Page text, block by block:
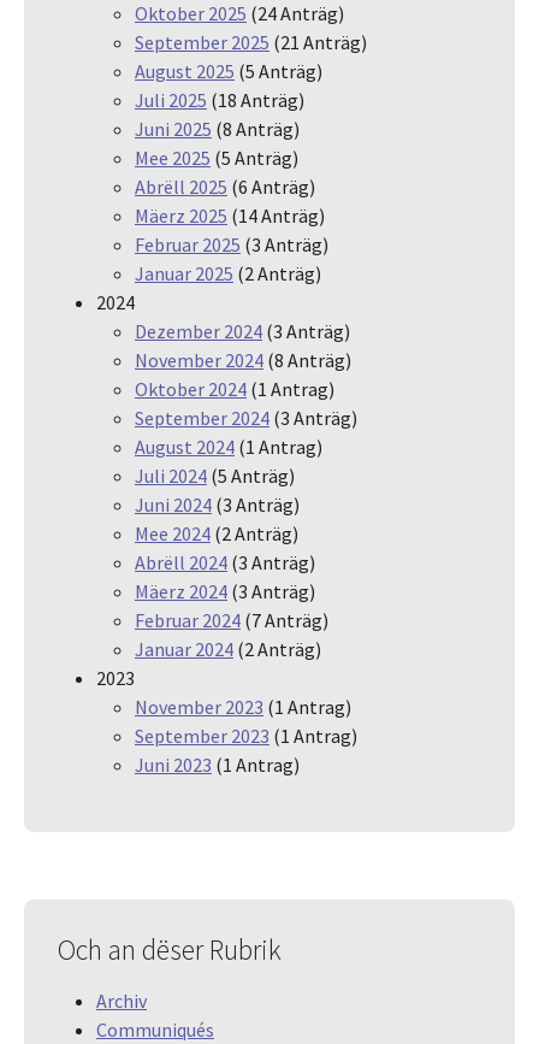
Oktober 2025 (24 Anträg)
September 2025 (21 Anträg)
August 2025 (5 Anträg)
Juli 2025 (18 Anträg)
Juni 2025 (8 Anträg)
Mee 2025 (5 Anträg)
Abrëll 2025 (6 Anträg)
Mäerz 2025 (14 Anträg)
Februar 2025 (3 Anträg)
Januar 2025 (2 Anträg)
2024
Dezember 2024 (3 Anträg)
November 2024 (8 Anträg)
Oktober 2024 (1 Antrag)
September 2024 (3 Anträg)
August 2024 (1 Antrag)
Juli 2024 (5 Anträg)
Juni 2024 (3 Anträg)
Mee 2024 (2 Anträg)
Abrëll 2024 (3 Anträg)
Mäerz 2024 (3 Anträg)
Februar 2024 (7 Anträg)
Januar 2024 (2 Anträg)
2023
November 2023 (1 Antrag)
September 2023 (1 Antrag)
Juni 2023 (1 Antrag)
Och an dëser Rubrik
Archiv
Communiqués